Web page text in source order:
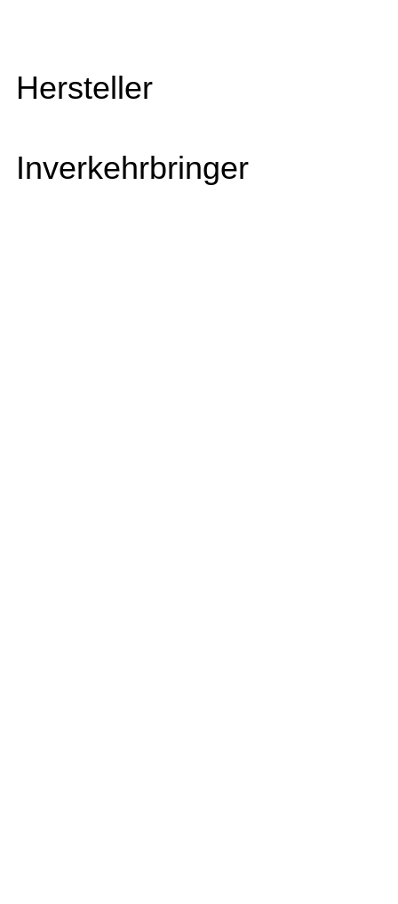
Hersteller
Inverkehrbringer